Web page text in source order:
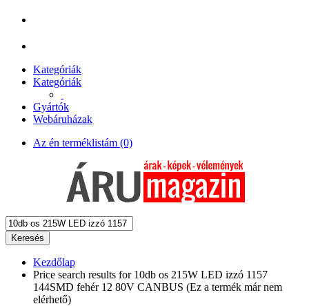
Kategóriák
Kategóriák
Gyártók
Webáruházak
Az én terméklistám (0)
Keresés
Kezdőlap
Price search results for 10db os 215W LED izzó 1157
144SMD fehér 12 80V CANBUS (Ez a termék már nem
elérhető)